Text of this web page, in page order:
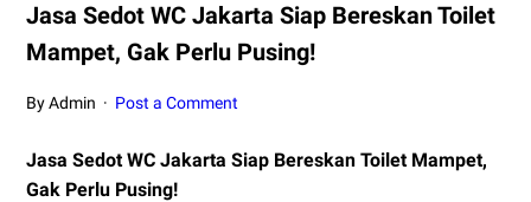
Jasa Sedot WC Jakarta Siap Bereskan Toilet
Mampet, Gak Perlu Pusing!
By Admin Post a Comment
Jasa Sedot WC Jakarta Siap Bereskan Toilet Mampet,
Gak Perlu Pusing!